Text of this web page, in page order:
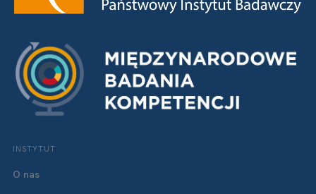
INSTYTUT
O nas